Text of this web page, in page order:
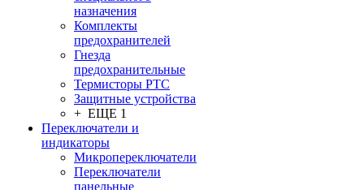
назначения
Комплекты
предохранителей
Гнезда
предохранительные
Термисторы PTC
Защитные устройства
+ ЕЩЕ 1
Переключатели и
индикаторы
Микропереключатели
Переключатели
панельные